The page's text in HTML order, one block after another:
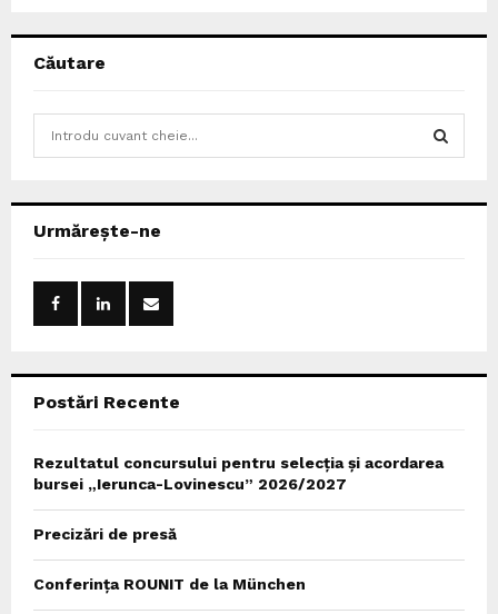
Căutare
h
Urmărește-ne
Postări Recente
Rezultatul concursului pentru selecția și acordarea
bursei „Ierunca-Lovinescu” 2026/2027
Precizări de presă
Conferința ROUNIT de la München